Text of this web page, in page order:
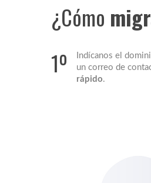
¿Cómo
1º
Indícanos el
un correo de
rápido.